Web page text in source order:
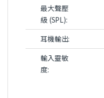
最大聲壓
級 (SPL):
耳機輸出:
輸入靈敏
度: